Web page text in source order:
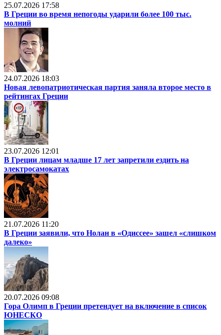
25.07.2026 17:58
В Греции во время непогоды ударили более 100 тыс.
молний
24.07.2026 18:03
Новая левопатриотическая партия заняла второе место в
рейтингах Греции
23.07.2026 12:01
В Греции лицам младше 17 лет запретили ездить на
электросамокатах
21.07.2026 11:20
В Греции заявили, что Нолан в «Одиссее» зашел «слишком
далеко»
20.07.2026 09:08
Гора Олимп в Греции претендует на включение в список
ЮНЕСКО